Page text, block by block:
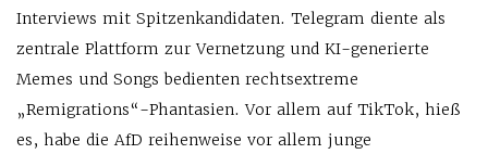
Interviews mit Spitzenkandidaten. Telegram diente als
zentrale Plattform zur Vernetzung und KI-generierte
Memes und Songs bedienten rechtsextreme
„Remigrations“-Phantasien. Vor allem auf TikTok, hieß
es, habe die AfD reihenweise vor allem junge